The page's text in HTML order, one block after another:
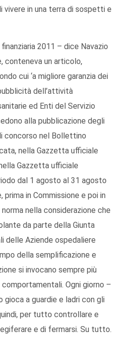
in una terra di sospetti e
2011 – dice Navazio
conteneva un articolo,
cui ‘a migliore garanzia dei
dell’attività
ed Enti del Servizio
alla pubblicazione degli
concorso nel Bollettino
nella Gazzetta ufficiale
Gazzetta ufficiale
dal 1 agosto al 31 agosto
prima in Commissione e poi in
nella considerazione che
da parte della Giunta
delle Aziende ospedaliere
della semplificazione e
si invocano sempre più
Ogni giorno –
gioca a guardie e ladri con gli
per tutto controllare e
e di fermarsi. Su tutto.